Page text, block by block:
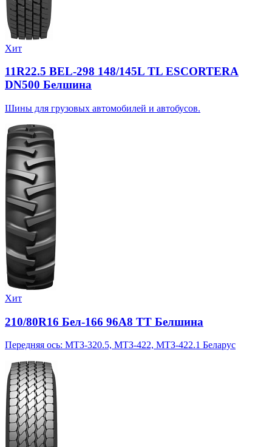
Хит
11R22.5 BEL-298 148/145L TL ESCORTERA
DN500 Белшина
Шины для грузовых автомобилей и автобусов.
Хит
210/80R16 Бел-166 96A8 TT Белшина
Передняя ось: МТЗ-320.5, МТЗ-422, МТЗ-422.1 Беларус